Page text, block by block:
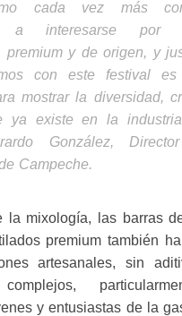
cada vez más
a interesarse por
premium y de origen, y
con este festival
mostrar la diversidad,
ya existe en la industria
González,
Campeche.
la mixología, las barras
premium también
artesanales, sin
y entusiastas de la